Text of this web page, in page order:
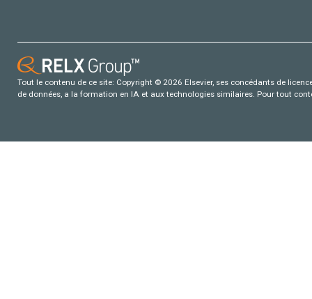
Tout le contenu de ce site: Copyright © 2026 Elsevier, ses concédants de
de données, a la formation en IA et aux technologies similaires. Pour tout